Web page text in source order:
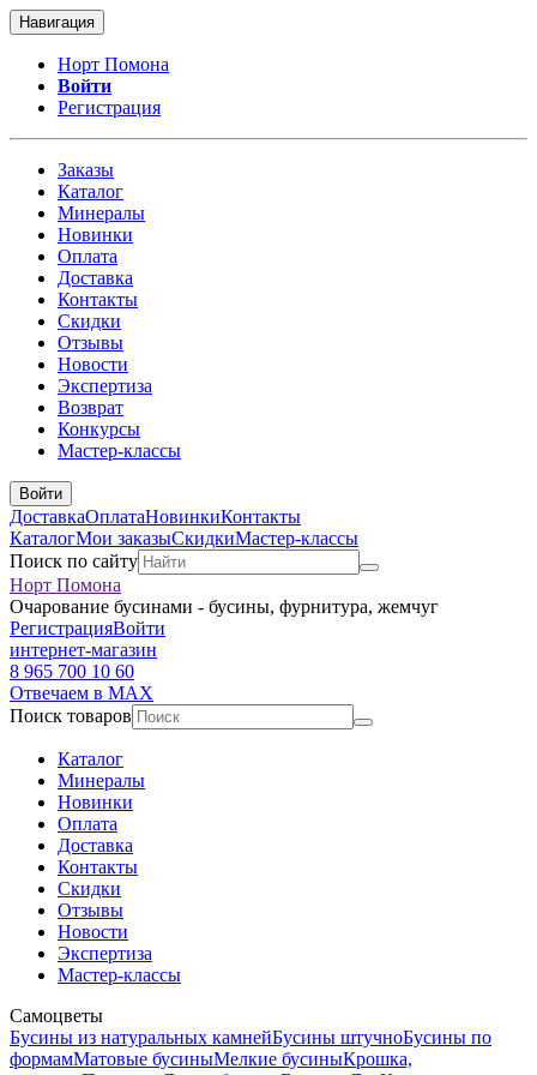
Навигация
Норт Помона
Войти
Регистрация
Заказы
Каталог
Минералы
Новинки
Оплата
Доставка
Контакты
Скидки
Отзывы
Новости
Экспертиза
Возврат
Конкурсы
Мастер-классы
Войти
ДоставкаОплатаНовинкиКонтакты
КаталогМои заказыСкидкиМастер-классы
Поиск по сайту
Норт Помона
Очарование бусинами - бусины, фурнитура, жемчуг
РегистрацияВойти
интернет-магазин
8 965 700 10 60
Отвечаем в MAX
Поиск товаров
Каталог
Минералы
Новинки
Оплата
Доставка
Контакты
Скидки
Отзывы
Новости
Экспертиза
Мастер-классы
Самоцветы
Бусины из натуральных камнейБусины штучноБусины по
формамМатовые бусиныМелкие бусиныКрошка,